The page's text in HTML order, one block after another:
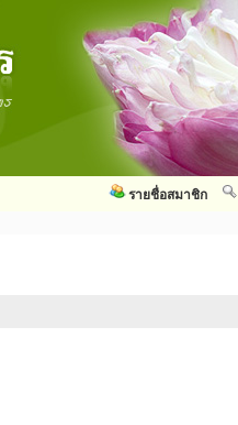
รายชื่อสมาชิก